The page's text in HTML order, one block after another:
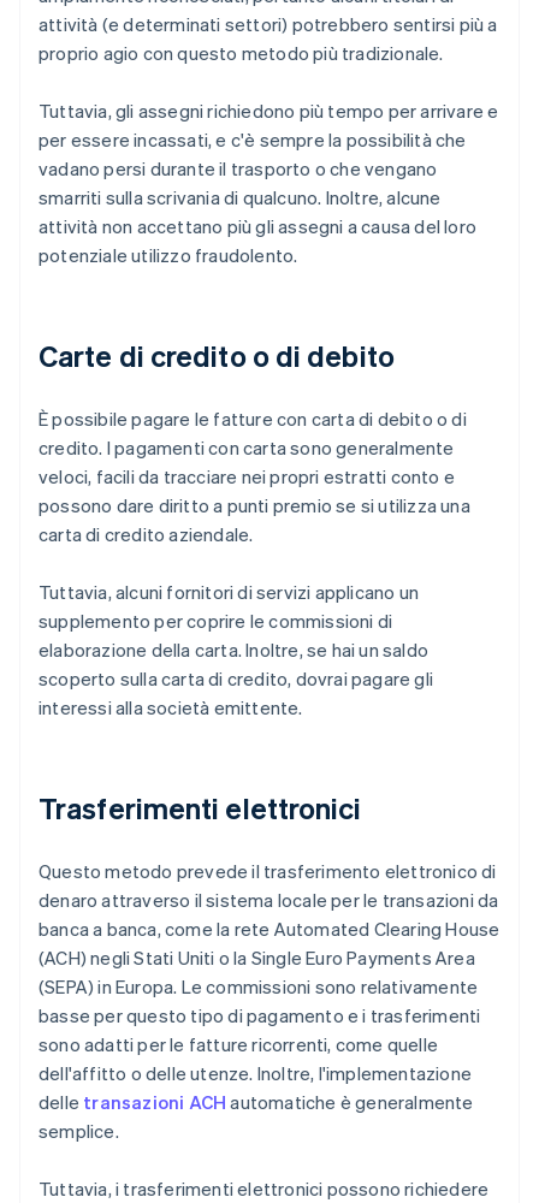
attività (e determinati settori) potrebbero sentirsi più a
proprio agio con questo metodo più tradizionale.
Tuttavia, gli assegni richiedono più tempo per arrivare e
per essere incassati, e c'è sempre la possibilità che
vadano persi durante il trasporto o che vengano
smarriti sulla scrivania di qualcuno. Inoltre, alcune
attività non accettano più gli assegni a causa del loro
potenziale utilizzo fraudolento.
Carte di credito o di debito
È possibile pagare le fatture con carta di debito o di
credito. I pagamenti con carta sono generalmente
veloci, facili da tracciare nei propri estratti conto e
possono dare diritto a punti premio se si utilizza una
carta di credito aziendale.
Tuttavia, alcuni fornitori di servizi applicano un
supplemento per coprire le commissioni di
elaborazione della carta. Inoltre, se hai un saldo
scoperto sulla carta di credito, dovrai pagare gli
interessi alla società emittente.
Trasferimenti elettronici
Questo metodo prevede il trasferimento elettronico di
denaro attraverso il sistema locale per le transazioni da
banca a banca, come la rete Automated Clearing House
(ACH) negli Stati Uniti o la Single Euro Payments Area
(SEPA) in Europa. Le commissioni sono relativamente
basse per questo tipo di pagamento e i trasferimenti
sono adatti per le fatture ricorrenti, come quelle
dell'affitto o delle utenze. Inoltre, l'implementazione
delle transazioni ACH automatiche è generalmente
semplice.
Tuttavia, i trasferimenti elettronici possono richiedere